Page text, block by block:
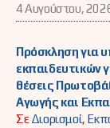
4 Αυγούστου,
Πρόσκληση για
εκπαιδευτικών
θέσεις
Αγωγής και
ΣεΔιορισμοί,